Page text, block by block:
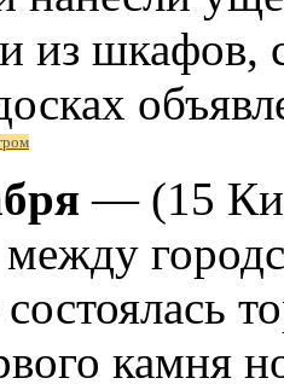
из шкафов,
— (15
между
камня